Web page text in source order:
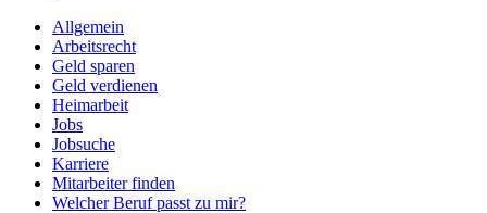
Allgemein
Arbeitsrecht
Geld sparen
Geld verdienen
Heimarbeit
Jobs
Jobsuche
Karriere
Mitarbeiter finden
Welcher Beruf passt zu mir?